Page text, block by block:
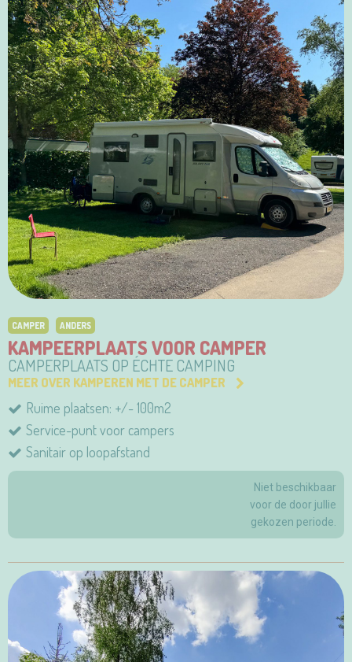
CAMPER ANDERS
KAMPEERPLAATS VOOR CAMPER
CAMPERPLAATS OP ÉCHTE CAMPING
MEER OVER KAMPEREN MET DE CAMPER
Ruime plaatsen: +/- 100m2
Service-punt voor campers
Sanitair op loopafstand
Niet beschikbaar
voor de door jullie
gekozen periode.